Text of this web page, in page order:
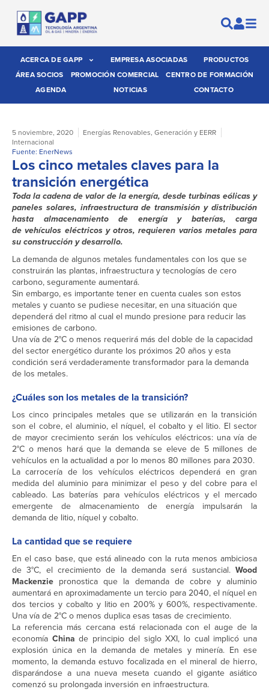
ACERCA DE GAPP EMPRESA ASOCIADAS
PRODUCTOS
ÁREA SOCIOS
PROMOCIÓN COMERCIAL
CENTRO DE FORMACIÓN
AGENDA
NOTICIAS CONTACTO
5 noviembre, 2020 Energías Renovables, Generación y EERR
Internacional
Fuente: EnerNews
Los cinco metales claves para la
transición energética
Toda la cadena de valor de la energía, desde turbinas eólicas y
paneles solares, infraestructura de transmisión y distribución
hasta almacenamiento de energía y baterías, carga
de vehículos eléctricos y otros, requieren varios metales para
su construcción y desarrollo.
La demanda de algunos metales fundamentales con los que se
construirán las plantas, infraestructura y tecnologías de cero
carbono, seguramente aumentará.
Sin embargo, es importante tener en cuenta cuales son estos
metales y cuanto se pudiese necesitar, en una situación que
dependerá del ritmo al cual el mundo presione para reducir las
emisiones de carbono.
Una vía de 2°C o menos requerirá más del doble de la capacidad
del sector energético durante los próximos 20 años y esta
condición será verdaderamente transformador para la demanda
de los metales.
¿Cuáles son los metales de la transición?
Los cinco principales metales que se utilizarán en la transición
son el cobre, el aluminio, el níquel, el cobalto y el litio. El sector
de mayor crecimiento serán los vehículos eléctricos: una vía de
2°C o menos hará que la demanda se eleve de 5 millones de
vehículos en la actualidad a por lo menos 80 millones para 2030.
La carrocería de los vehículos eléctricos dependerá en gran
medida del aluminio para minimizar el peso y del cobre para el
cableado. Las baterías para vehículos eléctricos y el mercado
emergente de almacenamiento de energía impulsarán la
demanda de litio, níquel y cobalto.
La cantidad que se requiere
En el caso base, que está alineado con la ruta menos ambiciosa
de 3°C, el crecimiento de la demanda será sustancial. Wood
Mackenzie pronostica que la demanda de cobre y aluminio
aumentará en aproximadamente un tercio para 2040, el níquel en
dos tercios y cobalto y litio en 200% y 600%, respectivamente.
Una vía de 2°C o menos duplica esas tasas de crecimiento.
La referencia más cercana está relacionada con el auge de la
economía China de principio del siglo XXI, lo cual implicó una
explosión única en la demanda de metales y minería. En ese
momento, la demanda estuvo focalizada en el mineral de hierro,
disparándose a una nueva meseta cuando el gigante asiático
comenzó su prolongada inversión en infraestructura.